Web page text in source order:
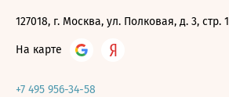
127018, г. Москва, ул. Полковая, д. 3, стр. 1
На карте
+7 495 956-34-58